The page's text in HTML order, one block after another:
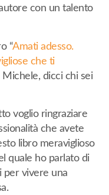
con un talento
“Amati adesso.
che ti
Michele, dicci chi sei
voglio ringraziare
che avete
libro meraviglioso
quale ho parlato di
per vivere una